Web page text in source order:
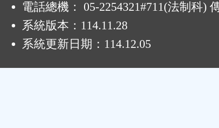
電話總機： 05-2254321#711(法制科)
系統版本： 114.11.28
系統更新日期： 114.12.05